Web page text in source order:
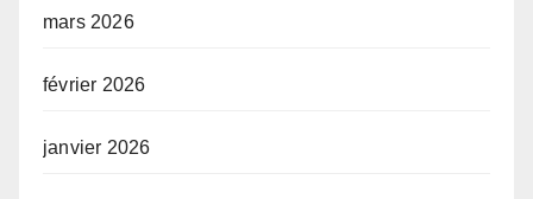
mars 2026
février 2026
janvier 2026